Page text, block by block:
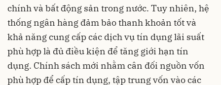
chính và bất động sản trong nước. Tuy nhiên, hệ
thống ngân hàng đảm bảo thanh khoản tốt và
khả năng cung cấp các dịch vụ tín dụng lãi suất
phù hợp là đủ điều kiện để tăng giới hạn tín
dụng. Chính sách mới nhằm cân đối nguồn vốn
phù hợp để cấp tín dụng, tập trung vốn vào các